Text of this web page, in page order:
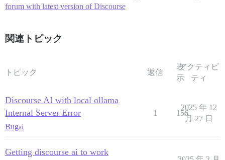
host: /var/discourse/shared/standalone/log/
hooks:
  after_code:
        cmd:
- git clone https://github.com/discourse/
run:
  - exec: echo "Beginning of custom commands"
  - exec: |
      cd /var/www/discourse
        SiteSetting.port = 8443
forum with latest version of Discourse
関連トピック
トピック 返信
表
示
アクティビ
ティ
Discourse AI with local ollama
Internal Server Error
Bugai
1 156
2025 年 12
月 27 日
Getting discourse ai to work